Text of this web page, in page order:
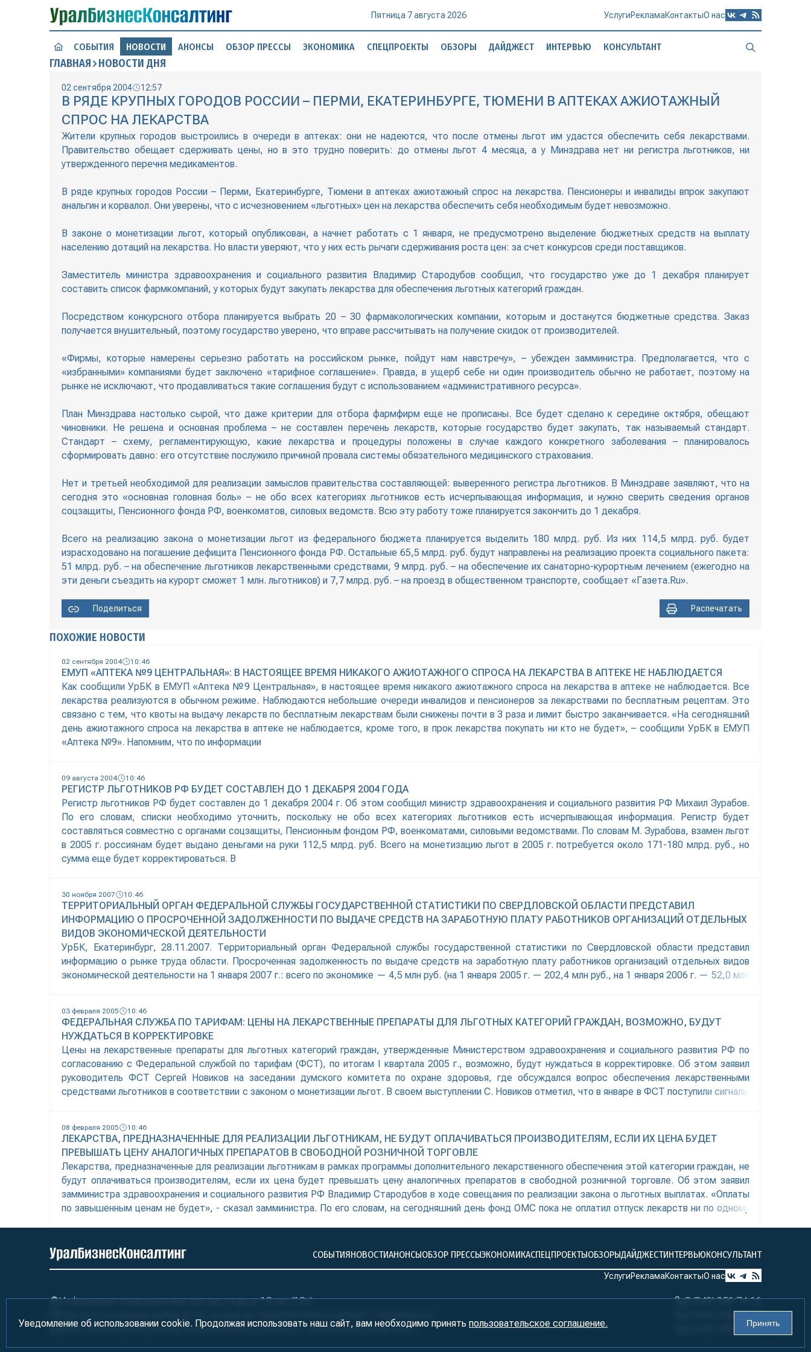
Пятница 7 августа 2026 УслугиРекламаКонтактыО нас
СОБЫТИЯ НОВОСТИ АНОНСЫ ОБЗОР ПРЕССЫ ЭКОНОМИКА СПЕЦПРОЕКТЫ ОБЗОРЫ ДАЙДЖЕСТ ИНТЕРВЬЮ КОНСУЛЬТАНТ
ГЛАВНАЯ НОВОСТИ ДНЯ
02 сентября 2004 12:57
В РЯДЕ КРУПНЫХ ГОРОДОВ РОССИИ – ПЕРМИ, ЕКАТЕРИНБУРГЕ, ТЮМЕНИ В АПТЕКАХ АЖИОТАЖНЫЙ
СПРОС НА ЛЕКАРСТВА
Жители крупных городов выстроились в очереди в аптеках: они не надеются, что после отмены льгот им удастся обеспечить себя лекарствами.
Правительство обещает сдерживать цены, но в это трудно поверить: до отмены льгот 4 месяца, а у Минздрава нет ни регистра льготников, ни
утвержденного перечня медикаментов.
В ряде крупных городов России – Перми, Екатеринбурге, Тюмени в аптеках ажиотажный спрос на лекарства. Пенсионеры и инвалиды впрок закупают
анальгин и корвалол. Они уверены, что с исчезновением «льготных» цен на лекарства обеспечить себя необходимым будет невозможно.
В законе о монетизации льгот, который опубликован, а начнет работать с 1 января, не предусмотрено выделение бюджетных средств на выплату
населению дотаций на лекарства. Но власти уверяют, что у них есть рычаги сдерживания роста цен: за счет конкурсов среди поставщиков.
Заместитель министра здравоохранения и социального развития Владимир Стародубов сообщил, что государство уже до 1 декабря планирует
составить список фармкомпаний, у которых будут закупать лекарства для обеспечения льготных категорий граждан.
Посредством конкурсного отбора планируется выбрать 20 – 30 фармакологических компании, которым и достанутся бюджетные средства. Заказ
получается внушительный, поэтому государство уверено, что вправе рассчитывать на получение скидок от производителей.
«Фирмы, которые намерены серьезно работать на российском рынке, пойдут нам навстречу», – убежден замминистра. Предполагается, что с
«избранными» компаниями будет заключено «тарифное соглашение». Правда, в ущерб себе ни один производитель обычно не работает, поэтому на
рынке не исключают, что продавливаться такие соглашения будут с использованием «административного ресурса».
План Минздрава настолько сырой, что даже критерии для отбора фармфирм еще не прописаны. Все будет сделано к середине октября, обещают
чиновники. Не решена и основная проблема – не составлен перечень лекарств, которые государство будет закупать, так называемый стандарт.
Стандарт – схему, регламентирующую, какие лекарства и процедуры положены в случае каждого конкретного заболевания – планировалось
сформировать давно: его отсутствие послужило причиной провала системы обязательного медицинского страхования.
Нет и третьей необходимой для реализации замыслов правительства составляющей: выверенного регистра льготников. В Минздраве заявляют, что на
сегодня это «основная головная боль» – не обо всех категориях льготников есть исчерпывающая информация, и нужно сверить сведения органов
соцзащиты, Пенсионного фонда РФ, военкоматов, силовых ведомств. Всю эту работу тоже планируется закончить до 1 декабря.
Всего на реализацию закона о монетизации льгот из федерального бюджета планируется выделить 180 млрд. руб. Из них 114,5 млрд. руб. будет
израсходовано на погашение дефицита Пенсионного фонда РФ. Остальные 65,5 млрд. руб. будут направлены на реализацию проекта социального пакета:
51 млрд. руб. – на обеспечение льготников лекарственными средствами, 9 млрд. руб. – на обеспечение их санаторно-курортным лечением (ежегодно на
эти деньги съездить на курорт сможет 1 млн. льготников) и 7,7 млрд. руб. – на проезд в общественном транспорте, сообщает «Газета.Ru».
Поделиться Распечатать
ПОХОЖИЕ НОВОСТИ
02 сентября 2004 10:46
ЕМУП «АПТЕКА №9 ЦЕНТРАЛЬНАЯ»: В НАСТОЯЩЕЕ ВРЕМЯ НИКАКОГО АЖИОТАЖНОГО СПРОСА НА ЛЕКАРСТВА В АПТЕКЕ НЕ НАБЛЮДАЕТСЯ
Как сообщили УрБК в ЕМУП «Аптека №9 Центральная», в настоящее время никакого ажиотажного спроса на лекарства в аптеке не наблюдается. Все
лекарства реализуются в обычном режиме. Наблюдаются небольшие очереди инвалидов и пенсионеров за лекарствами по бесплатным рецептам. Это
связано с тем, что квоты на выдачу лекарств по бесплатным лекарствам были снижены почти в 3 раза и лимит быстро заканчивается. «На сегодняшний
день ажиотажного спроса на лекарства в аптеке не наблюдается, кроме того, в прок лекарства покупать ни кто не будет», – сообщили УрБК в ЕМУП
«Аптека №9». Напомним, что по информации
09 августа 2004 10:46
РЕГИСТР ЛЬГОТНИКОВ РФ БУДЕТ СОСТАВЛЕН ДО 1 ДЕКАБРЯ 2004 ГОДА
Регистр льготников РФ будет составлен до 1 декабря 2004 г. Об этом сообщил министр здравоохранения и социального развития РФ Михаил Зурабов.
По его словам, списки необходимо уточнить, поскольку не обо всех категориях льготников есть исчерпывающая информация. Регистр будет
составляться совместно с органами соцзащиты, Пенсионным фондом РФ, военкоматами, силовыми ведомствами. По словам М. Зурабова, взамен льгот
в 2005 г. россиянам будет выдано деньгами на руки 112,5 млрд. руб. Всего на монетизацию льгот в 2005 г. потребуется около 171-180 млрд. руб., но
сумма еще будет корректироваться. В
30 ноября 2007 10:46
ТЕРРИТОРИАЛЬНЫЙ ОРГАН ФЕДЕРАЛЬНОЙ СЛУЖБЫ ГОСУДАРСТВЕННОЙ СТАТИСТИКИ ПО СВЕРДЛОВСКОЙ ОБЛАСТИ ПРЕДСТАВИЛ
ИНФОРМАЦИЮ О ПРОСРОЧЕННОЙ ЗАДОЛЖЕННОСТИ ПО ВЫДАЧЕ СРЕДСТВ НА ЗАРАБОТНУЮ ПЛАТУ РАБОТНИКОВ ОРГАНИЗАЦИЙ ОТДЕЛЬНЫХ
ВИДОВ ЭКОНОМИЧЕСКОЙ ДЕЯТЕЛЬНОСТИ
УрБК, Екатеринбург, 28.11.2007. Территориальный орган Федеральной службы государственной статистики по Свердловской области представил
информацию о рынке труда области. Просроченная задолженность по выдаче средств на заработную плату работников организаций отдельных видов
экономической деятельности на 1 января 2007 г.: всего по экономике — 4,5 млн руб. (на 1 января 2005 г. — 202,4 млн руб., на 1 января 2006 г. — 52,0 млн
03 февраля 2005 10:46
ФЕДЕРАЛЬНАЯ СЛУЖБА ПО ТАРИФАМ: ЦЕНЫ НА ЛЕКАРСТВЕННЫЕ ПРЕПАРАТЫ ДЛЯ ЛЬГОТНЫХ КАТЕГОРИЙ ГРАЖДАН, ВОЗМОЖНО, БУДУТ
НУЖДАТЬСЯ В КОРРЕКТИРОВКЕ
Цены на лекарственные препараты для льготных категорий граждан, утвержденные Министерством здравоохранения и социального развития РФ по
согласованию с Федеральной службой по тарифам (ФСТ), по итогам I квартала 2005 г., возможно, будут нуждаться в корректировке. Об этом заявил
руководитель ФСТ Сергей Новиков на заседании думского комитета по охране здоровья, где обсуждался вопрос обеспечения лекарственными
средствами льготников в соответствии с законом о монетизации льгот. В своем выступлении С. Новиков отметил, что в январе в ФСТ поступили сигналы
08 февраля 2005 10:46
ЛЕКАРСТВА, ПРЕДНАЗНАЧЕННЫЕ ДЛЯ РЕАЛИЗАЦИИ ЛЬГОТНИКАМ, НЕ БУДУТ ОПЛАЧИВАТЬСЯ ПРОИЗВОДИТЕЛЯМ, ЕСЛИ ИХ ЦЕНА БУДЕТ
ПРЕВЫШАТЬ ЦЕНУ АНАЛОГИЧНЫХ ПРЕПАРАТОВ В СВОБОДНОЙ РОЗНИЧНОЙ ТОРГОВЛЕ
Лекарства, предназначенные для реализации льготникам в рамках программы дополнительного лекарственного обеспечения этой категории граждан, не
будут оплачиваться производителям, если их цена будет превышать цену аналогичных препаратов в свободной розничной торговле. Об этом заявил
замминистра здравоохранения и социального развития РФ Владимир Стародубов в ходе совещания по реализации закона о льготных выплатах. «Оплаты
по завышенным ценам не будет», - сказал замминистра. По его словам, на сегодняшний день фонд ОМС пока не оплатил отпуск лекарств ни по одному
СОБЫТИЯНОВОСТИАНОНСЫОБЗОР ПРЕССЫЭКОНОМИКАСПЕЦПРОЕКТЫОБЗОРЫДАЙДЖЕСТИНТЕРВЬЮКОНСУЛЬТАНТ
УслугиРекламаКонтактыО нас
Информация предназначена для лиц старше 18 лет (18+)
2000-2026Информационно-аналитическое агентство «УралБизнесКонсалтинг»
8 (343) 356-74-16
8 (343) 356-74-17
8 (343) 356-74-18
Уведомление об использовании cookie. Продолжая использовать наш сайт, вам необходимо принять пользовательское соглашение. Принять